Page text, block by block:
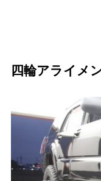
四輪アライメ